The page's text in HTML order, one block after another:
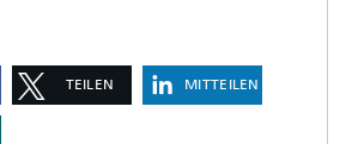
TEILEN MITTEILEN